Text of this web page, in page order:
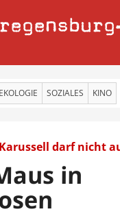
regensburg
SOZIALES KINO
darf nicht
in